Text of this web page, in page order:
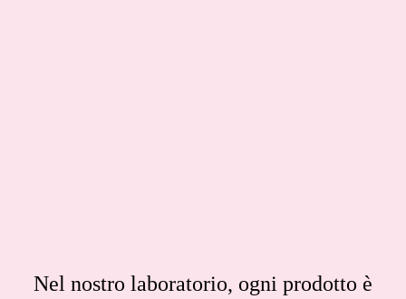
Nel nostro laboratorio, ogni prodotto è